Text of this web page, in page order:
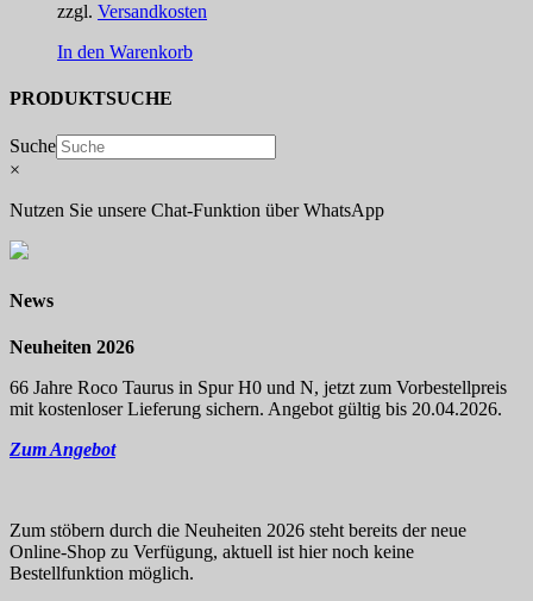
zzgl. Versandkosten
In den Warenkorb
PRODUKTSUCHE
Suche
×
Nutzen Sie unsere Chat-Funktion über WhatsApp
News
Neuheiten 2026
66 Jahre Roco Taurus in Spur H0 und N, jetzt zum Vorbestellpreis
mit kostenloser Lieferung sichern. Angebot gültig bis 20.04.2026.
Zum Angebot
Zum stöbern durch die Neuheiten 2026 steht bereits der neue
Online-Shop zu Verfügung, aktuell ist hier noch keine
Bestellfunktion möglich.